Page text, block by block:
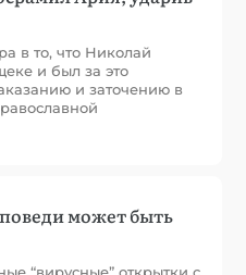
в то, что Николай
и был за это
и заточению в
может быть
“вирусные” открытки с